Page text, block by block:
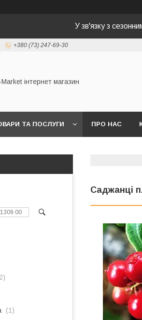
У зв'язку з
+380 (73) 247-69-30
інтернет магазин
ТА ПОСЛУГИ ПРО НАС
Саджанці
2
1